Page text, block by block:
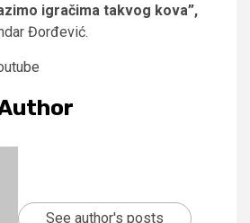
igračima takvog kova”,
Đorđević.
See author's posts